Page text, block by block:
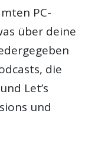
PC-
über deine
die
Let’s
und